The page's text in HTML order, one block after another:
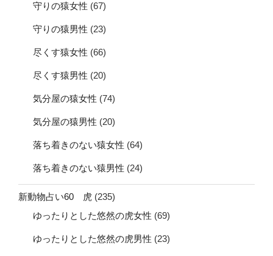
守りの猿女性 (67)
守りの猿男性 (23)
尽くす猿女性 (66)
尽くす猿男性 (20)
気分屋の猿女性 (74)
気分屋の猿男性 (20)
落ち着きのない猿女性 (64)
落ち着きのない猿男性 (24)
新動物占い60 虎 (235)
ゆったりとした悠然の虎女性 (69)
ゆったりとした悠然の虎男性 (23)